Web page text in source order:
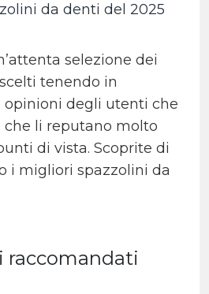
da denti del 2025
selezione dei
tenendo in
opinioni degli utenti che
che li reputano molto
di vista. Scoprite di
i migliori spazzolini da
raccomandati